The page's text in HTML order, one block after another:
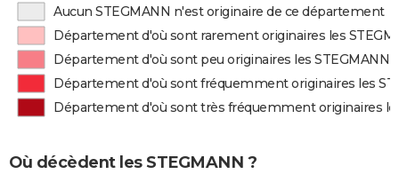
Aucun STEGMANN n'est originaire de ce département
Département d'où sont rarement originaires les
Département d'où sont peu originaires les STEGMANN
Département d'où sont fréquemment originaires les
Département d'où sont très fréquemment originaires
Où décèdent les STEGMANN ?